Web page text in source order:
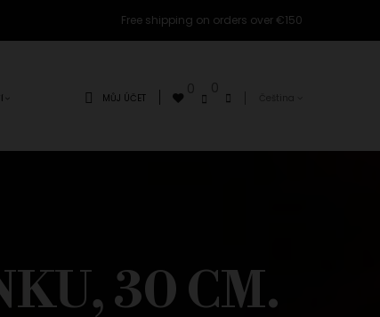
Free shipping on orders over €150
MŮJ ÚČET
30 CM.